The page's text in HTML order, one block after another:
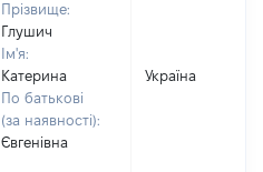
Прізвище:
Глушич
Ім'я:
Катерина
По батькові
(за наявності):
Євгенівна
Україна